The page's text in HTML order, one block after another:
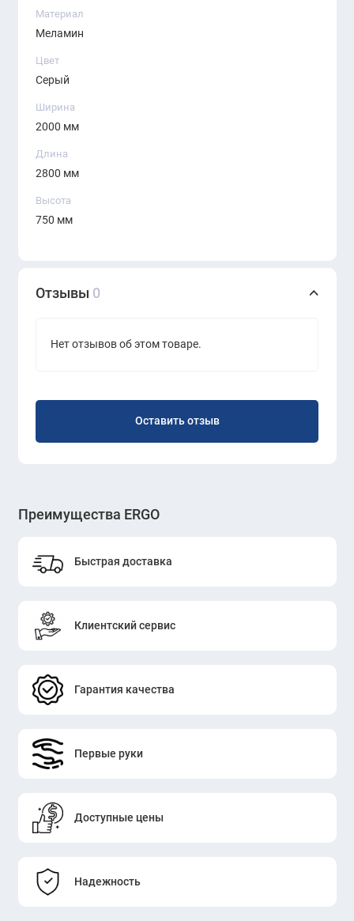
Минималистичный и престижный дизайн
STELLAR
Материал
Меламин
Цвет
Серый
Ширина
2000 мм
Длина
2800 мм
Высота
750 мм
Отзывы 0
Нет отзывов об этом товаре.
Оставить отзыв
Преимущества ERGO
Быстрая доставка
Клиентский сервис
Гарантия качества
Первые руки
Доступные цены
Надежность